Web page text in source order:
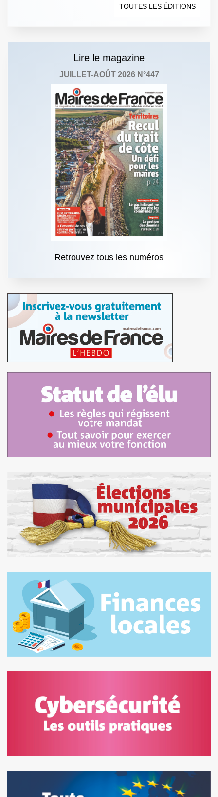
TOUTES LES ÉDITIONS
Lire le magazine
JUILLET-AOÛT 2026 N°447
Retrouvez tous les numéros